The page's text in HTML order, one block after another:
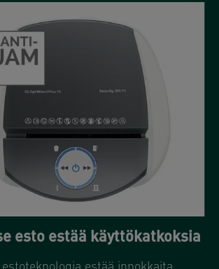
esto estää käyttökatkoksia